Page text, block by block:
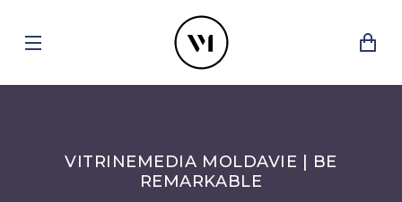
VITRINEMEDIA MOLDAVIE | BE
REMARKABLE